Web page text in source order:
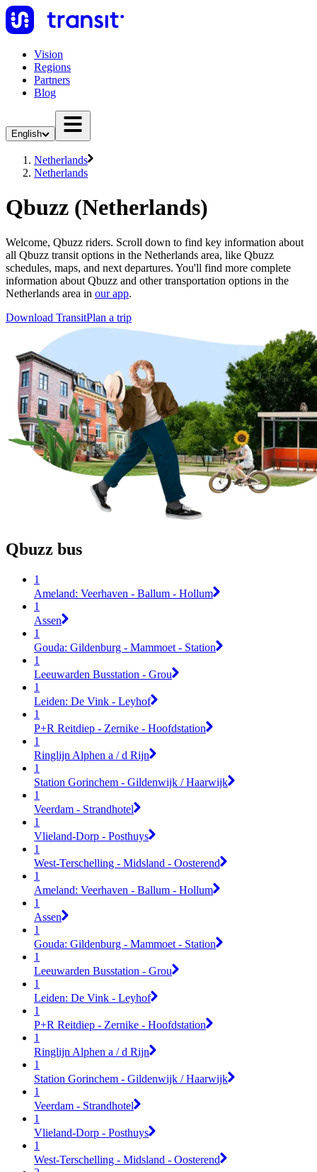
Vision
Regions
Partners
Blog
English
Netherlands
Netherlands
Qbuzz (Netherlands)
Welcome, Qbuzz riders. Scroll down to find key information about
all Qbuzz transit options in the Netherlands area, like Qbuzz
schedules, maps, and next departures. You'll find more complete
information about Qbuzz and other transportation options in the
Netherlands area in our app.
Download TransitPlan a trip
Qbuzz bus
1
Ameland: Veerhaven - Ballum - Hollum
1
Assen
1
Gouda: Gildenburg - Mammoet - Station
1
Leeuwarden Busstation - Grou
1
Leiden: De Vink - Leyhof
1
P+R Reitdiep - Zernike - Hoofdstation
1
Ringlijn Alphen a / d Rijn
1
Station Gorinchem - Gildenwijk / Haarwijk
1
Veerdam - Strandhotel
1
Vlieland-Dorp - Posthuys
1
West-Terschelling - Midsland - Oosterend
1
Ameland: Veerhaven - Ballum - Hollum
1
Assen
1
Gouda: Gildenburg - Mammoet - Station
1
Leeuwarden Busstation - Grou
1
Leiden: De Vink - Leyhof
1
P+R Reitdiep - Zernike - Hoofdstation
1
Ringlijn Alphen a / d Rijn
1
Station Gorinchem - Gildenwijk / Haarwijk
1
Veerdam - Strandhotel
1
Vlieland-Dorp - Posthuys
1
West-Terschelling - Midsland - Oosterend